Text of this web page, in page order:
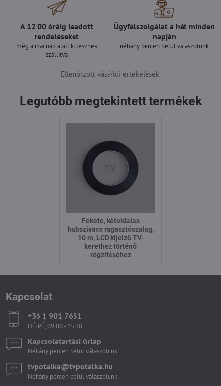
A 12:00 óráig leadott
rendeléseket
még a mai nap alatt ki lesznek
szállítva
Ügyfélszolgálat a hét minden
napján
néhány percen belül válaszolunk
Ellenőrzött vásárlói értékelések.
Legutóbb megtekintett termékek
Fekete, kétoldalas
habszivacs ragasztószalag,
10 m, LCD kijelző TV-
kerethez történő
rögzítéséhez
Kapcsolat
+36 1 901 7651
HÉ-PÉ, 09:00 - 15:30
Kapcsolatartási űrlap
Néhány percen belül válaszolunk.
tvpotalka​@tvpotalka​.hu
Néhány percen belül válaszolunk.